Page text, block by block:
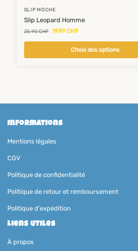
SLIP MOCHE
Slip Leopard Homme
25.90CHF 19.99 CHF
Choix des options
Informations
Mentions légales
CGV
Politique de confidentialité
Politique de retour et remboursement
Politique d'expédition
Liens utiles
À propos